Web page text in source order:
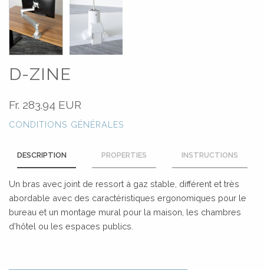
D-ZINE
Fr. 283.94 EUR
CONDITIONS GÉNÉRALES
DESCRIPTION PROPERTIES INSTRUCTIONS
Un bras avec joint de ressort à gaz stable, différent et très
abordable avec des caractéristiques ergonomiques pour le
bureau et un montage mural pour la maison, les chambres
d'hôtel ou les espaces publics.